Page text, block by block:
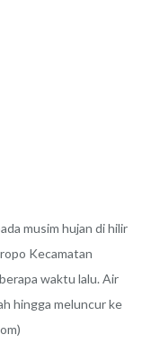
musim hujan di hilir
Kecamatan
waktu lalu. Air
hingga meluncur ke